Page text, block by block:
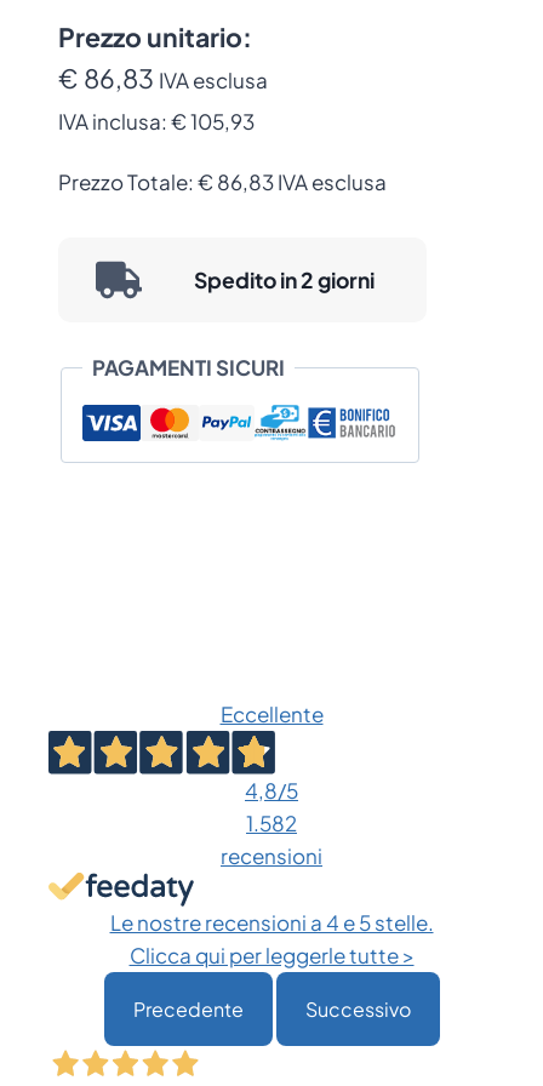
dpi)
Tipologia: Componente di ricambio
203
dpi
per
TE200
TE210
TE200-
0001)
Prezzo unitario:
€ 86,83 IVA esclusa
IVA inclusa: € 105,93
Prezzo Totale: € 86,83IVA esclusa
Spedito in 2 giorni
PAGAMENTI SICURI
Eccellente
4,8/5
1.582
recensioni
Le nostre recensioni a 4 e 5 stelle.
Clicca qui per leggerle tutte >
Precedente Successivo